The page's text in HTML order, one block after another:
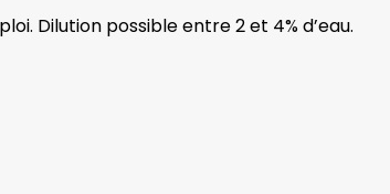
Dilution possible entre 2 et 4% d’eau.